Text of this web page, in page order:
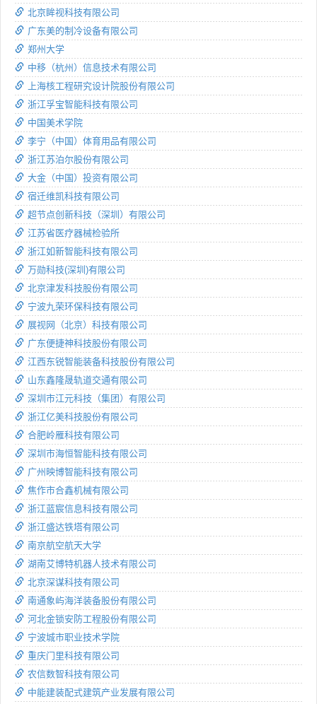
北京眸视科技有限公司
广东美的制冷设备有限公司
郑州大学
中移（杭州）信息技术有限公司
上海核工程研究设计院股份有限公司
浙江孚宝智能科技有限公司
中国美术学院
李宁（中国）体育用品有限公司
浙江苏泊尔股份有限公司
大金（中国）投资有限公司
宿迁维凯科技有限公司
超节点创新科技（深圳）有限公司
江苏省医疗器械检验所
浙江如新智能科技有限公司
万勋科技(深圳)有限公司
北京津发科技股份有限公司
宁波九荣环保科技有限公司
展视网（北京）科技有限公司
广东便捷神科技股份有限公司
江西东锐智能装备科技股份有限公司
山东鑫隆晟轨道交通有限公司
深圳市江元科技（集团）有限公司
浙江亿美科技股份有限公司
合肥岭雁科技有限公司
深圳市海恒智能科技有限公司
广州映博智能科技有限公司
焦作市合鑫机械有限公司
浙江蓝宸信息科技有限公司
浙江盛达铁塔有限公司
南京航空航天大学
湖南艾博特机器人技术有限公司
北京深谋科技有限公司
南通象屿海洋装备股份有限公司
河北金锁安防工程股份有限公司
宁波城市职业技术学院
重庆门里科技有限公司
农信数智科技有限公司
中能建装配式建筑产业发展有限公司